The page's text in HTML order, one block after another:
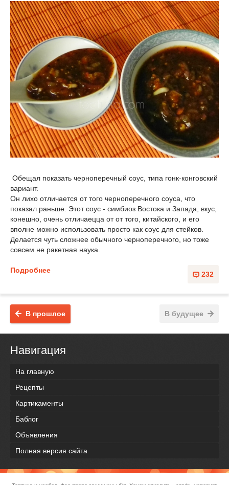
Обещал показать черноперечный соус, типа гонк-конговский
вариант.
Он лихо отличается от того черноперечного соуса, что
показал раньше. Этот соус - симбиоз Востока и Запада, вкус,
конешно, очень отличаецца от от того, китайского, и его
вполне можно использовать просто как соус для стейков.
Делается чуть сложнее обычного черноперечного, но тоже
совсем не ракетная наука.
232
Подробнее
В будущее
В прошлое
Навигация
На главную
Рецепты
Картикаменты
Баблог
Объявления
Полная версия сайта